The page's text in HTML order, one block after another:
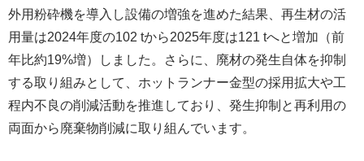
外用粉砕機を導入し設備の増強を進めた結果、再生材の活
用量は2024年度の102 tから2025年度は121 tへと増加（前
年比約19%増）しました。さらに、廃材の発生自体を抑制
する取り組みとして、ホットランナー金型の採用拡大や工
程内不良の削減活動を推進しており、発生抑制と再利用の
両面から廃棄物削減に取り組んでいます。